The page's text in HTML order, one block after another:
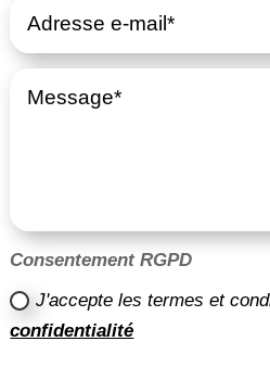
Consentement RGPD
J'accepte les termes et
confidentialité